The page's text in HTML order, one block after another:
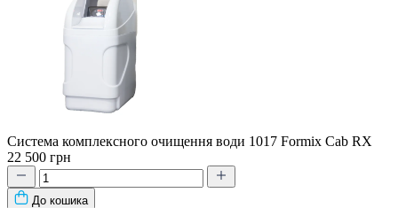
Система комплексного очищення води 1017 Formix Cab RX
22 500 грн
До кошика